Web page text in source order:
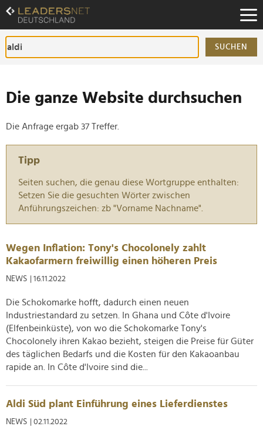
Zum
Inhalt
Zur
Fußzeilen-
Navigation
SUCHEN
Die ganze Website durchsuchen
Die Anfrage ergab 37 Treffer.
Tipp
Seiten suchen, die genau diese Wortgruppe enthalten:
Setzen Sie die gesuchten Wörter zwischen
Anführungszeichen: zb "Vorname Nachname".
Wegen Inflation: Tony's Chocolonely zahlt
Kakaofarmern freiwillig einen höheren Preis
NEWS | 16.11.2022
Die Schokomarke hofft, dadurch einen neuen
Industriestandard zu setzen. In Ghana und Côte d'Ivoire
(Elfenbeinküste), von wo die Schokomarke Tony's
Chocolonely ihren Kakao bezieht, steigen die Preise für Güter
des täglichen Bedarfs und die Kosten für den Kakaoanbau
rapide an. In Côte d'Ivoire sind die...
Aldi Süd plant Einführung eines Lieferdienstes
NEWS | 02.11.2022